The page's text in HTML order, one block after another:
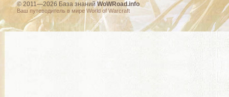
© 2011—2026 База знанийWoWRoad.info
Ваш путеводитель в мире World of Warcraft